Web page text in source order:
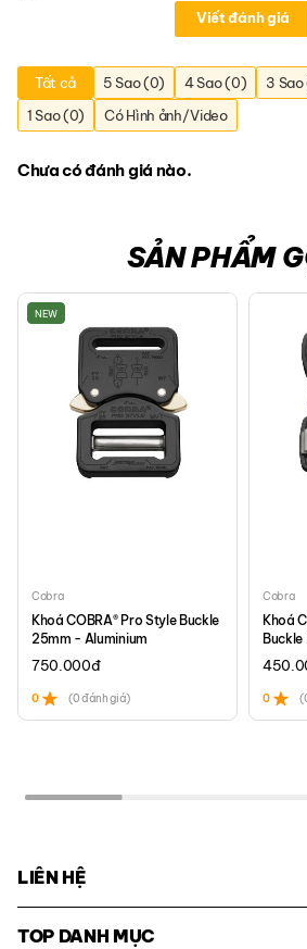
Viết đánh giá
Tất cả 5 Sao (0) 4 Sao (0) 3
1 Sao (0)
Có Hình ảnh/Video
Chưa có đánh giá nào.
SẢN PHẨM
NEW
Cobra
Khoá COBRA® Pro Style Buckle
25mm - Aluminium
750.000đ
0 (0 đánh giá)
Cobra
Khoá
0
LIÊN HỆ
TOP DANH MỤC